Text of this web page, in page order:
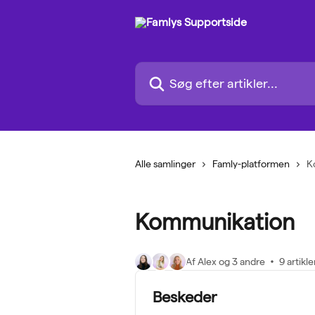
Søg efter artikler...
Alle samlinger Famly-platformen
Kommunikation
Af Alex og 3 andre 9
Beskeder